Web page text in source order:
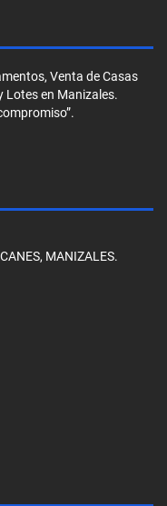
Venta de Casas
Lotes en Manizales.
MANIZALES.